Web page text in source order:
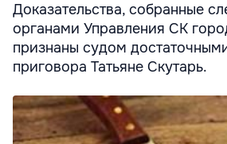
Доказательства, собранные
органами Управления СК
признаны судом
приговора Татьяне Скутарь.